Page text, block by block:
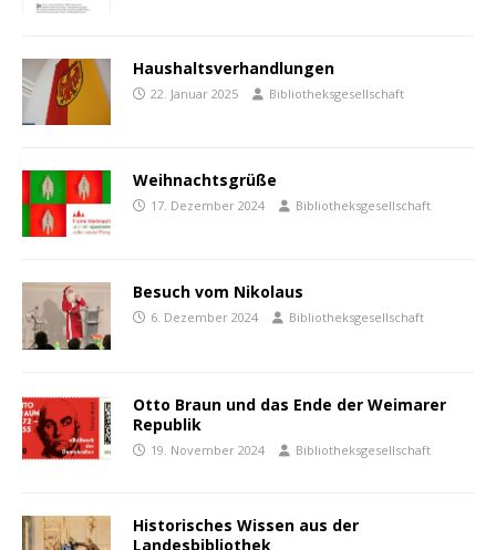
Haushaltsverhandlungen
22. Januar 2025 Bibliotheksgesellschaft
Weihnachtsgrüße
17. Dezember 2024 Bibliotheksgesellschaft
Besuch vom Nikolaus
6. Dezember 2024 Bibliotheksgesellschaft
Otto Braun und das Ende der Weimarer
Republik
19. November 2024 Bibliotheksgesellschaft
Historisches Wissen aus der
Landesbibliothek